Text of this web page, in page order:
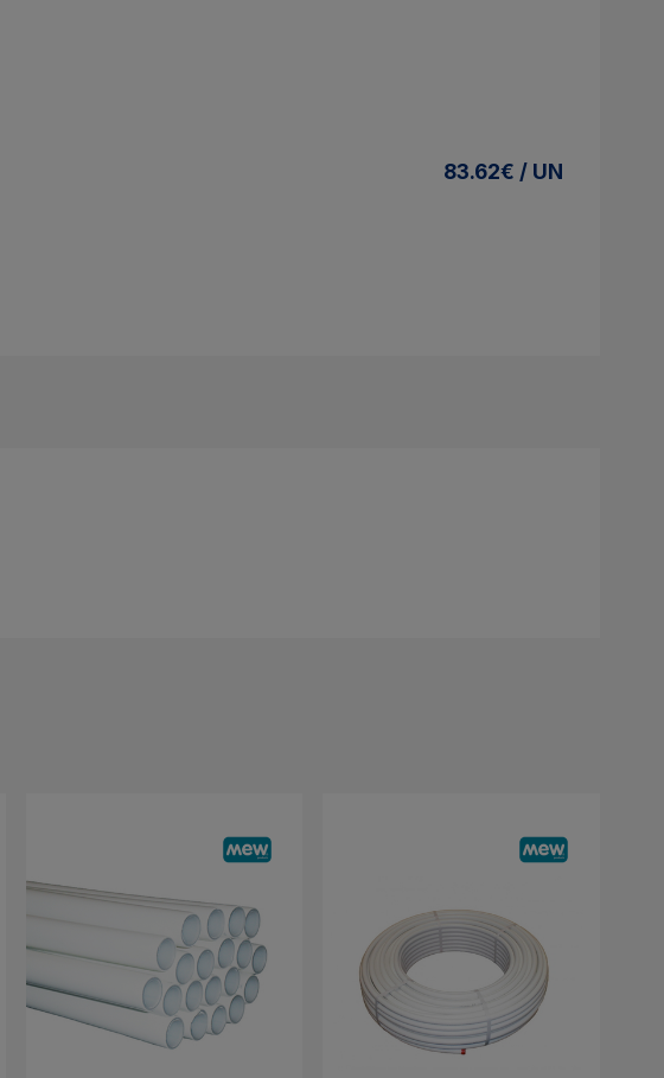
83.62€ / UN